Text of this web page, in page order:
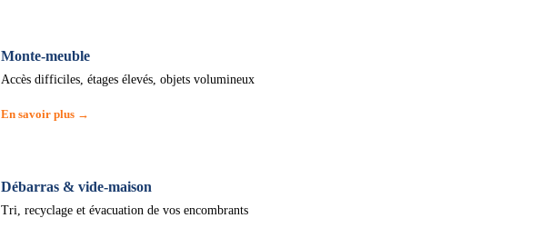
Monte-meuble
Accès difficiles, étages élevés, objets volumineux
En savoir plus →
Débarras & vide-maison
Tri, recyclage et évacuation de vos encombrants